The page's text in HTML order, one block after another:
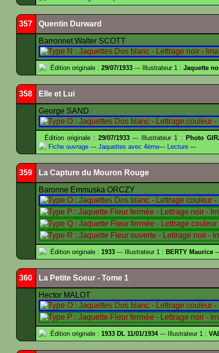
357 Quentin Durward
Barronnet Walter SCOTT
Édition originale : 29/07/1933 --- Illustrateur 1 : Jaquette
358 Elle et Lui
George SAND
Édition originale :29/07/1933 --- Illustrateur 1 : Photo
Fiche ouvrage --- Jaquettes avec 4ème--- Lecture ---
359 La Capture du Mouron Rouge
Baronne Emmuska ORCZY
Édition originale : 1933 --- Illustrateur 1 : BERTY Maurice
360 La Petite Soeur - Tome 1
Hector MALOT
Édition originale : 1933 DL 11/01/1934--- Illustrateur 1 :